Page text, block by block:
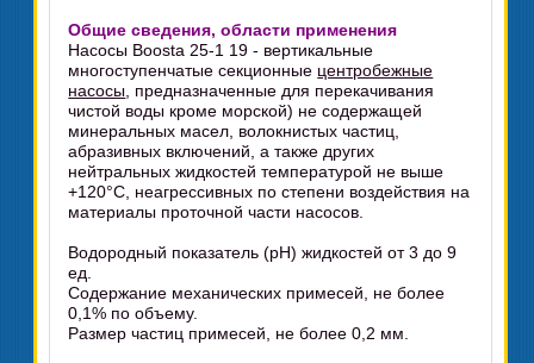
Общие сведения, области применения
Насосы Boosta 25-1 19 - вертикальные
многоступенчатые секционные центробежные
насосы , предназначенные для перекачивания
чистой воды кроме морской) не содержащей
минеральных масел, волокнистых частиц,
абразивных включений, а также других
нейтральных жидкостей температурой не выше
+120°C, неагрессивных по степени воздействия на
материалы проточной части насосов.
Водородный показатель (pH) жидкостей от 3 до 9
ед.
Содержание механических примесей, не более
0,1% по объему.
Размер частиц примесей, не более 0,2 мм.